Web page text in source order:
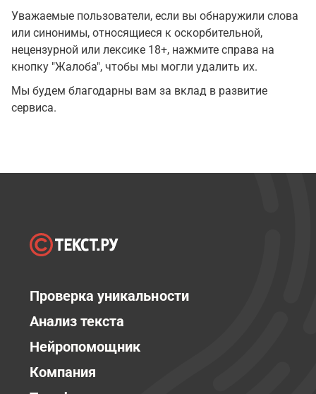
Уважаемые пользователи, если вы обнаружили слова
или синонимы, относящиеся к оскорбительной,
нецензурной или лексике 18+, нажмите справа на
кнопку "Жалоба", чтобы мы могли удалить их.
Мы будем благодарны вам за вклад в развитие
сервиса.
Проверка уникальности
Анализ текста
Нейропомощник
Компания